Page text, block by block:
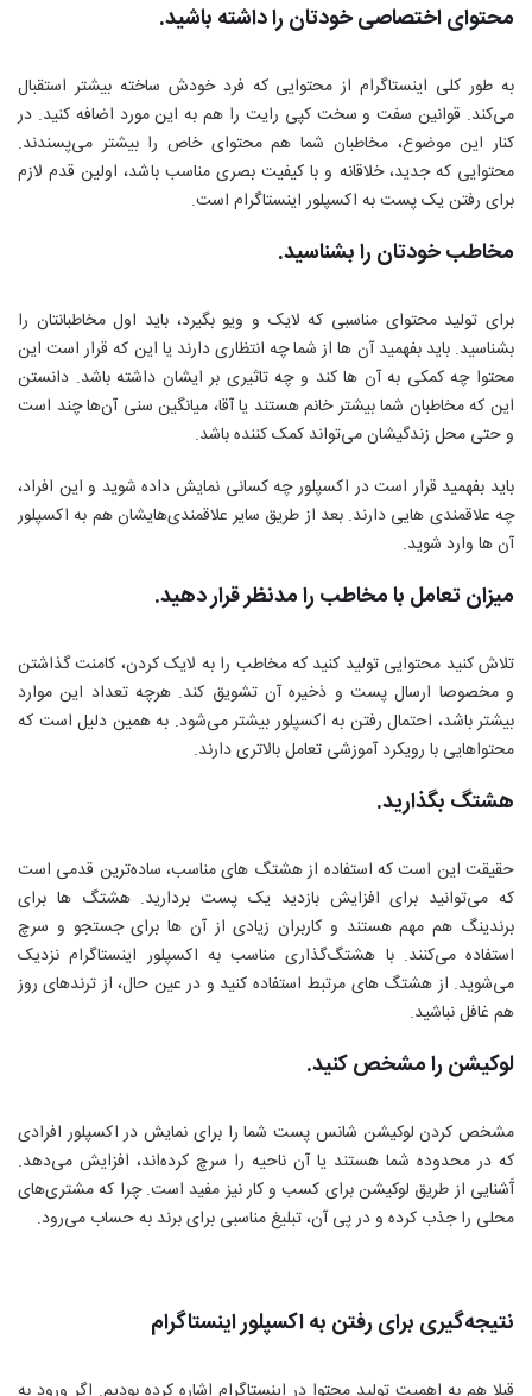
محتوای اختصاصی خودتان را داشته باشید.
به طور کلی اینستاگرام از محتوایی که فرد خودش ساخته بیشتر استقبال
می‌کند. قوانین سفت و سخت کپی رایت را هم به این مورد اضافه کنید. در
کنار این موضوع، مخاطبان شما هم محتوای خاص را بیشتر می‌پسندند.
محتوایی که جدید، خلاقانه و با کیفیت بصری مناسب باشد، اولین قدم لازم
برای رفتن یک پست به اکسپلور اینستاگرام است.
مخاطب خودتان را بشناسید.
برای تولید محتوای مناسبی که لایک و ویو بگیرد، باید اول مخاطبانتان را
بشناسید. باید بفهمید آن ها از شما چه انتظاری دارند یا این که قرار است این
محتوا چه کمکی به آن ها کند و چه تاثیری بر ایشان داشته باشد. دانستن
این که مخاطبان شما بیشتر خانم هستند یا آقا، میانگین سنی آن‌ها چند است
و حتی محل زندگیشان می‌تواند کمک کننده باشد.
باید بفهمید قرار است در اکسپلور چه کسانی نمایش داده شوید و این افراد،
چه علاقمندی هایی دارند. بعد از طریق سایر علاقمندی‌هایشان هم به اکسپلور
آن ها وارد شوید.
میزان تعامل با مخاطب را مدنظر قرار دهید.
تلاش کنید محتوایی تولید کنید که مخاطب را به لایک کردن، کامنت گذاشتن
و مخصوصا ارسال پست و ذخیره آن تشویق کند. هرچه تعداد این موارد
بیشتر باشد، احتمال رفتن به اکسپلور بیشتر می‌شود. به همین دلیل است که
محتواهایی با رویکرد آموزشی تعامل بالاتری دارند.
هشتگ بگذارید.
حقیقت این است که استفاده از هشتگ های مناسب، ساده‌ترین قدمی است
که می‌توانید برای افزایش بازدید یک پست بردارید. هشتگ ها برای
برندینگ هم مهم هستند و کاربران زیادی از آن ها برای جستجو و سرچ
استفاده می‌کنند. با هشتگ‌گذاری مناسب به اکسپلور اینستاگرام نزدیک
می‌شوید. از هشتگ های مرتبط استفاده کنید و در عین حال، از ترندهای روز
هم غافل نباشید.
لوکیشن را مشخص کنید.
مشخص کردن لوکیشن شانس پست شما را برای نمایش در اکسپلور افرادی
که در محدوده شما هستند یا آن ناحیه را سرچ کرده‌اند، افزایش می‌دهد.
آَشنایی از طریق لوکیشن برای کسب و کار نیز مفید است. چرا که مشتری‌های
محلی را جذب کرده و در پی آن، تبلیغ مناسبی برای برند به حساب می‌رود.
نتیجه‌گیری برای رفتن به اکسپلور اینستاگرام